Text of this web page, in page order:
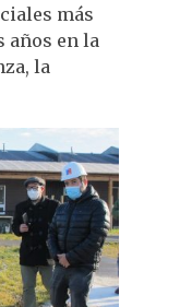
más
en la
la